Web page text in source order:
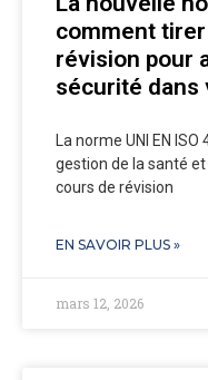
comment
révision pour
sécurité dans
La norme UNI EN
gestion de la santé
cours de révision
EN SAVOIR PLUS »
mars 12, 2026